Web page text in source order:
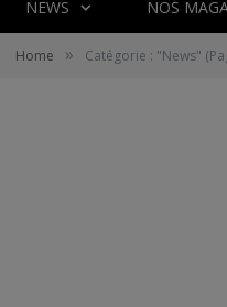
NEWS NOS
Home » Catégorie : "News"